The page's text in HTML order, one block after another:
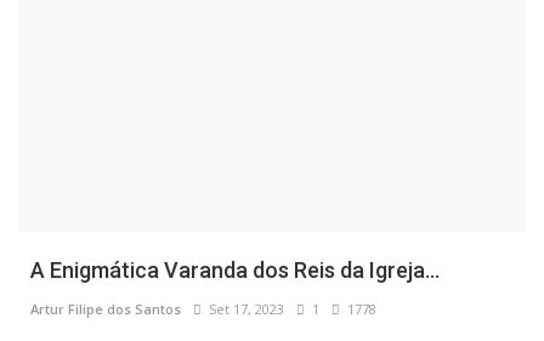
A Enigmática Varanda dos Reis da Igreja...
Artur Filipe dos Santos Set 17, 2023 1 1778